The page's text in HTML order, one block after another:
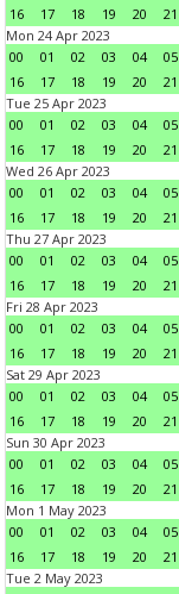
16
17 18 19 20 21
Mon 24 Apr 2023
00
01 02 03 04 05
16
17 18 19 20 21
Tue 25 Apr 2023
00
01 02 03 04 05
16
17 18 19 20 21
Wed 26 Apr 2023
00
01 02 03 04 05
16
17 18 19 20 21
Thu 27 Apr 2023
00
01 02 03 04 05
16
17 18 19 20 21
Fri 28 Apr 2023
00
01 02 03 04 05
16
17 18 19 20 21
Sat 29 Apr 2023
00
01 02 03 04 05
16
17 18 19 20 21
Sun 30 Apr 2023
00
01 02 03 04 05
16
17 18 19 20 21
Mon 1 May 2023
00
01 02 03 04 05
16
17 18 19 20 21
Tue 2 May 2023